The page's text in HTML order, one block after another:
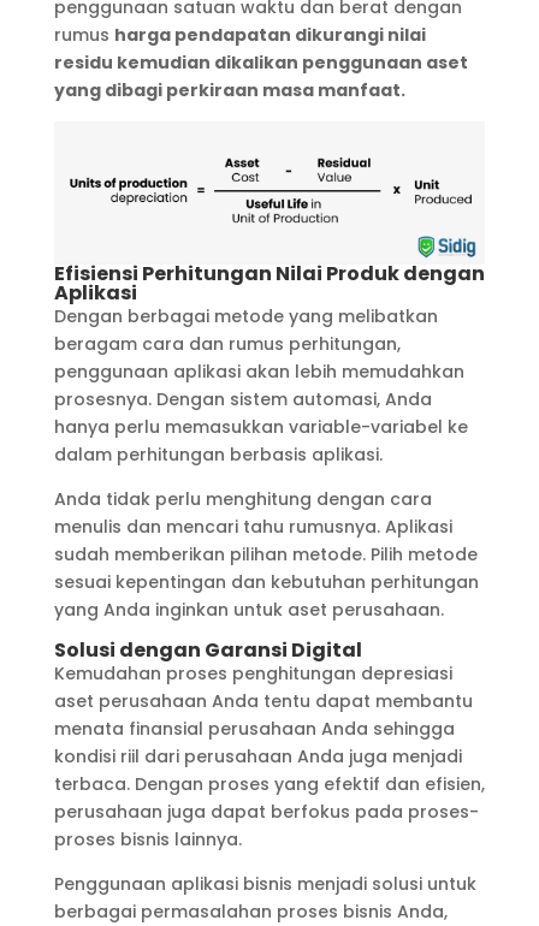
penggunaan satuan waktu dan berat dengan
rumus harga pendapatan dikurangi nilai
residu kemudian dikalikan penggunaan aset
yang dibagi perkiraan masa manfaat.
Efisiensi Perhitungan Nilai Produk dengan
Aplikasi
Dengan berbagai metode yang melibatkan
beragam cara dan rumus perhitungan,
penggunaan aplikasi akan lebih memudahkan
prosesnya. Dengan sistem automasi, Anda
hanya perlu memasukkan variable-variabel ke
dalam perhitungan berbasis aplikasi.
Anda tidak perlu menghitung dengan cara
menulis dan mencari tahu rumusnya. Aplikasi
sudah memberikan pilihan metode. Pilih metode
sesuai kepentingan dan kebutuhan perhitungan
yang Anda inginkan untuk aset perusahaan.
Solusi dengan Garansi Digital
Kemudahan proses penghitungan depresiasi
aset perusahaan Anda tentu dapat membantu
menata finansial perusahaan Anda sehingga
kondisi riil dari perusahaan Anda juga menjadi
terbaca. Dengan proses yang efektif dan efisien,
perusahaan juga dapat berfokus pada proses-
proses bisnis lainnya.
Penggunaan aplikasi bisnis menjadi solusi untuk
berbagai permasalahan proses bisnis Anda,